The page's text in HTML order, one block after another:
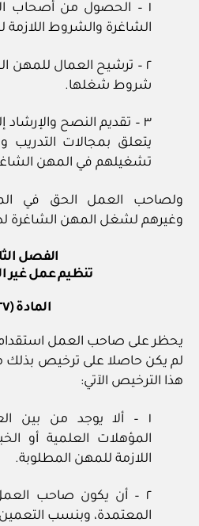
١ – الحصول من أصحاب
الشاغرة والشروط
٢ – ترشيح العمال للمهن
شروط شغلها.
٣ – تقديم النصح
يتعلق بمجالات التدريب
تشغيلهم في المهن
ولصاحب العمل الحق في
وغيرهم لشغل المهن الشاغرة
الفصل
تنظيم عمل غير
المادة (٢٧)
يحظر على صاحب العمل استقدام
لم يكن حاصلا على ترخيص بذلك
هذا الترخيص الآتي:
١ – ألا يوجد من بين
المؤهلات العلمية أو
اللازمة للمهن المطلوبة.
٢ – أن يكون صاحب
المعتمدة، وبنسب التعمين